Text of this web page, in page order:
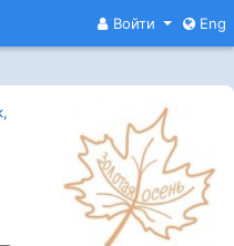
Войти Eng